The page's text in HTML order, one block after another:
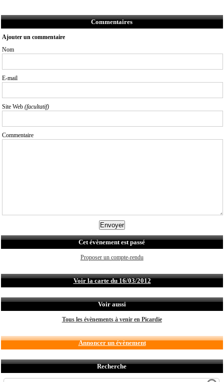
Commentaires
Ajouter un commentaire
Nom
E-mail
Site Web (facultatif)
Commentaire
Cet évènement est passé
Proposer un compte-rendu
Voir la carte du 16/03/2012
Voir aussi
Tous les évènements à venir en Picardie
Annoncer un évènement
Recherche